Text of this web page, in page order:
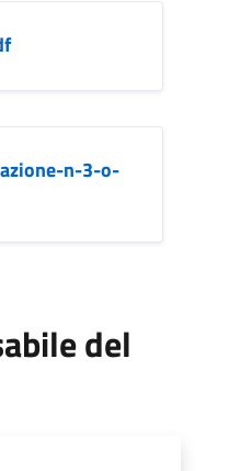
n-3-o-
del